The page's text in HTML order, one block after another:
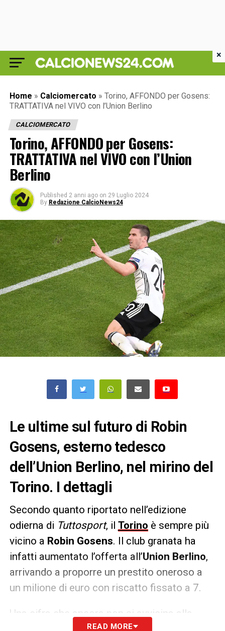
Home » Calciomercato » Torino, AFFONDO per Gosens:
TRATTATIVA nel VIVO con l’Union Berlino
CALCIOMERCATO
Torino, AFFONDO per Gosens:
TRATTATIVA nel VIVO con l’Union
Berlino
Published 2 anni ago on 29 Luglio 2024
By Redazione CalcioNews24
Le ultime sul futuro di Robin
Gosens, esterno tedesco
dell’Union Berlino, nel mirino del
Torino. I dettagli
Secondo quanto riportato nell’edizione
odierna di Tuttosport, il Torino è sempre più
vicino a Robin Gosens. Il club granata ha
infatti aumentato l’offerta all’Union Berlino,
arrivando a proporre un prestito oneroso a
un milione di euro con riscatto fissato a 7.
Una cifra che ancora non si avvicina alla
READ MORE
×